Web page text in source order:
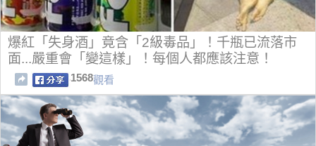
爆紅「失身酒」竟含「2級毒品」！千瓶已流落市
面...嚴重會「變這樣」！每個人都應該注意！
1568觀看